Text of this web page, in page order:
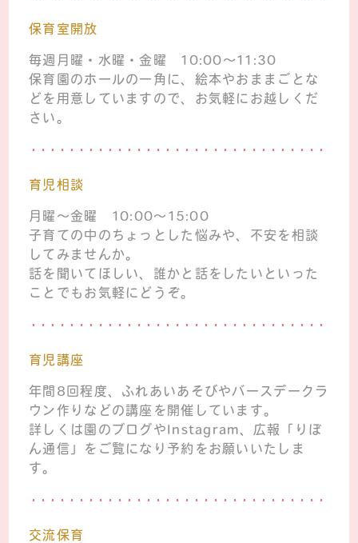
保育室開放
毎週月曜・水曜・金曜 10:00～11:30
保育園のホールの一角に、絵本やおままごとな
どを用意していますので、お気軽にお越しくだ
さい。
育児相談
月曜～金曜 10:00～15:00
子育ての中のちょっとした悩みや、不安を相談
してみませんか。
話を聞いてほしい、誰かと話をしたいといった
ことでもお気軽にどうぞ。
育児講座
年間8回程度、ふれあいあそびやバースデークラ
ウン作りなどの講座を開催しています。
詳しくは園のブログやInstagram、広報「りぼ
ん通信」をご覧になり予約をお願いいたしま
す。
交流保育